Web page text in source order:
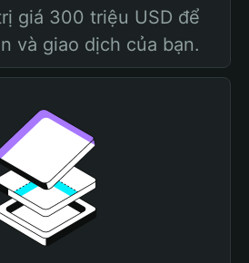
giá 300 triệu USD để
và giao dịch của bạn.